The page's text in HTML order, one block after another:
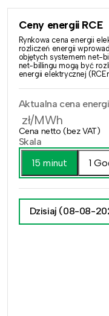
Ceny energii RCE
Rynkowa cena energii
rozliczeń energii
objętych systemem net-
net-billingu mogą być
energii elektrycznej
Aktualna cena
zł/MWh
Cena netto (bez VAT)
Skala
15 minut
1
Dzisiaj (08-08-